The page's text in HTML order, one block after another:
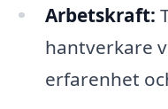
Arbetskraft:
hantverkare
erfarenhet